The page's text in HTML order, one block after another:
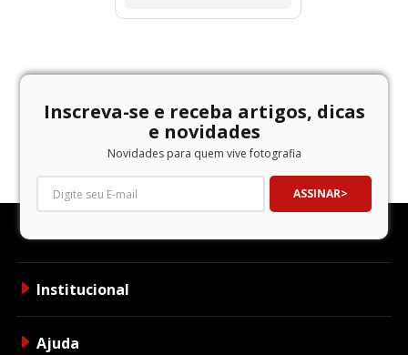
Inscreva-se e receba artigos, dicas
e novidades
Novidades para quem vive fotografia
ASSINAR
Institucional
Ajuda